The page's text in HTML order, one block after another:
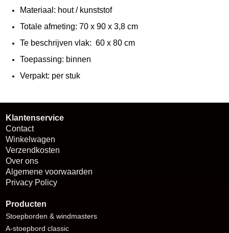
Materiaal: hout / kunststof
Totale afmeting: 70 x 90 x 3,8 cm
Te beschrijven vlak: 60 x 80 cm
Toepassing: binnen
Verpakt: per stuk
Klantenservice
Contact
Winkelwagen
Verzendkosten
Over ons
Algemene voorwaarden
Privacy Policy
Producten
Stoepborden & windmasters
A-stoepbord classic